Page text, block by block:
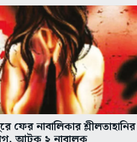
ফের নাবালিকার শ্লীলতাহানির